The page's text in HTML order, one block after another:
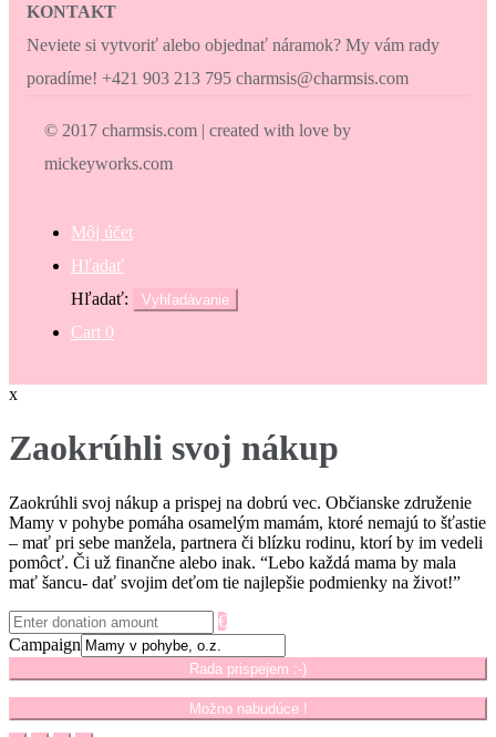
KONTAKT
Neviete si vytvoriť alebo objednať náramok? My vám rady
poradíme! +421 903 213 795 charmsis@charmsis.com
© 2017 charmsis.com | created with love by
mickeyworks.com
Môj účet
Hľadať
Hľadať:
Vyhľadávanie
Cart 0
x
Zaokrúhli svoj nákup
Zaokrúhli svoj nákup a prispej na dobrú vec. Občianske združenie
Mamy v pohybe pomáha osamelým mamám, ktoré nemajú to šťastie
– mať pri sebe manžela, partnera či blízku rodinu, ktorí by im vedeli
pomôcť. Či už finančne alebo inak. “Lebo každá mama by mala
mať šancu- dať svojim deťom tie najlepšie podmienky na život!”
€
Campaign
Rada prispejem :-)
Možno nabudúce !